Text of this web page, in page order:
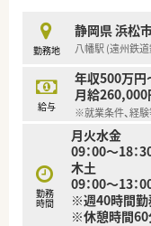
正社員であれば
その他、連続休
ィア休暇など
連続休暇制度：
する事が可能で
確定拠出年金：
立てるための年
長期所得保障保
った場合に保険
■全店でピッキ
医療事務・登録
グ業務はほとん
【求人情報につい
■正社員の勤務
幅広く、これま
します。
■完全週休2日
プライベートの
です。
■借上げ社宅制
充実しており、
ます。
勤務地
静岡県 浜松
八幡駅 (遠州鉄
給与
年収500万円
月給
※就業条件、経験
勤務
時間
月火水金
09：00～18：
木土
09：00～13：
※週40時間勤
※休憩時間60